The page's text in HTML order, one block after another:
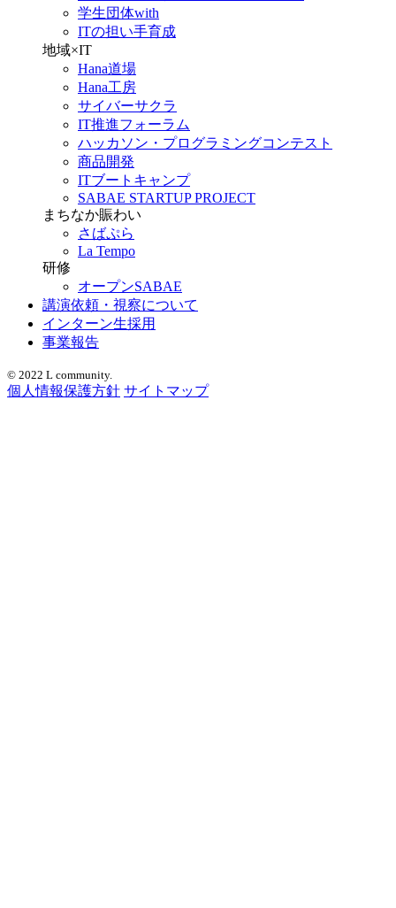
学生団体with
ITの担い手育成
地域×IT
Hana道場
Hana工房
サイバーサクラ
IT推進フォーラム
ハッカソン・プログラミングコンテスト
商品開発
ITブートキャンプ
SABAE STARTUP PROJECT
まちなか賑わい
さばぷら
La Tempo
研修
オープンSABAE
講演依頼・視察について
インターン生採用
事業報告
© 2022 L community.
個人情報保護方針 サイトマップ